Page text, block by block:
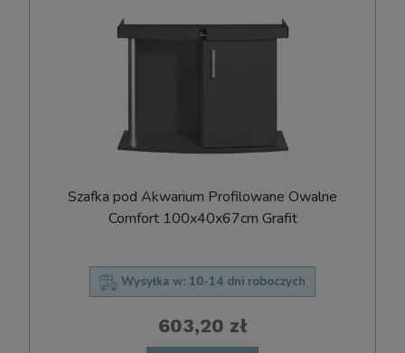
Szafka pod Akwarium Profilowane Owalne
Comfort 100x40x67cm Grafit
Wysyłka w: 10-14 dni roboczych
603,20 zł